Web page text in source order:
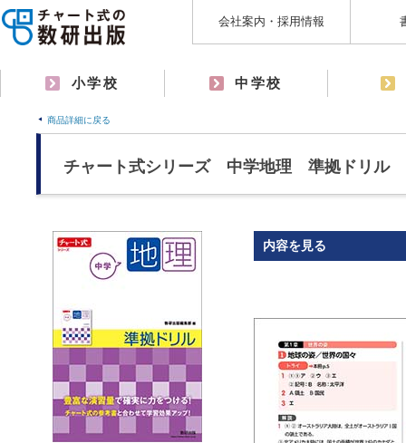
会社案内・採用情報
小学校 中学校
商品詳細に戻る
チャート式シリーズ 中学地理 準拠ドリル
内容を見る